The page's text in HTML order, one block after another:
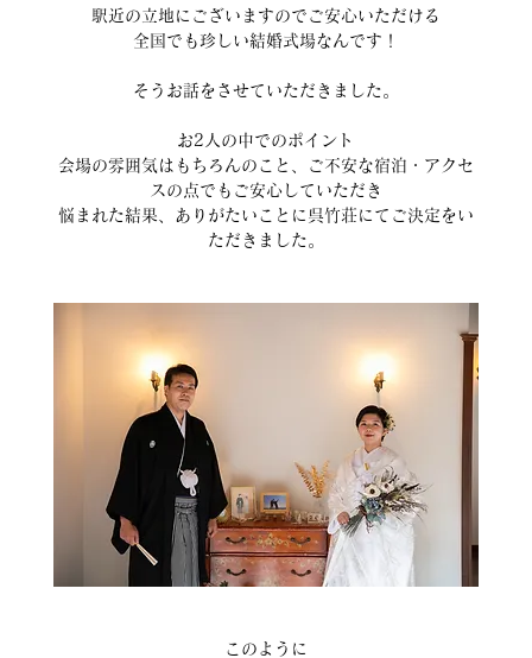
駅近の立地にございますのでご安心いただける
全国でも珍しい結婚式場なんです！
そうお話をさせていただきました。
お2人の中でのポイント
会場の雰囲気はもちろんのこと、ご不安な宿泊・アクセ
スの点でもご安心していただき
悩まれた結果、ありがたいことに呉竹荘にてご決定をい
ただきました。
このように